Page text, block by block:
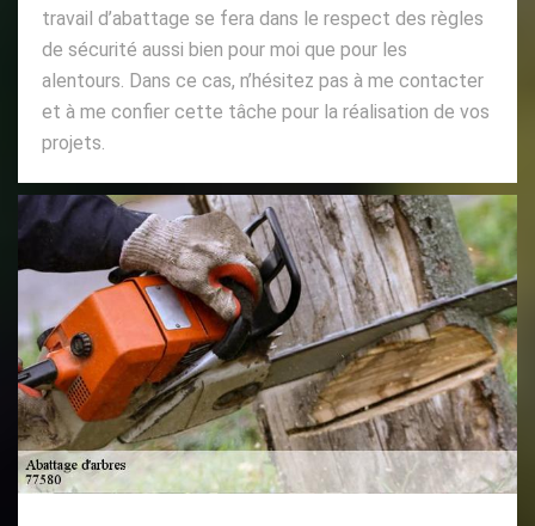
travail d’abattage se fera dans le respect des règles
de sécurité aussi bien pour moi que pour les
alentours. Dans ce cas, n’hésitez pas à me contacter
et à me confier cette tâche pour la réalisation de vos
projets.